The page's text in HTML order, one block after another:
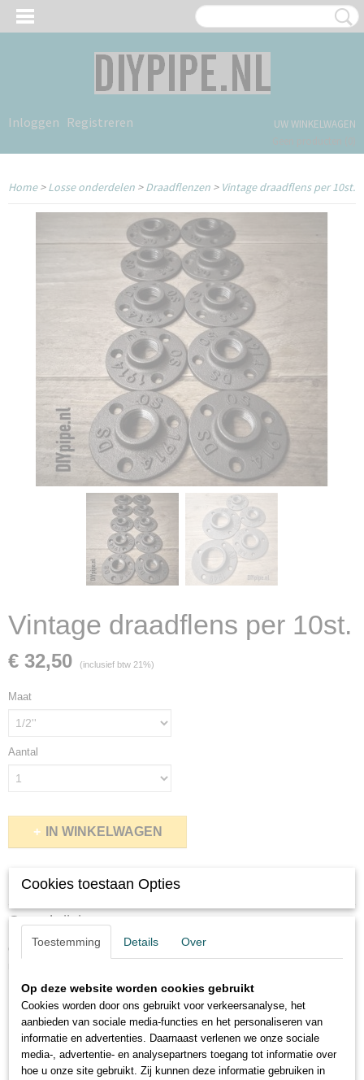
Inloggen Registreren
UW WINKELWAGEN
Home>Losse onderdelen >Draadflenzen > Vintage draadflens per 10st.
Vintage draadflens per 10st.
€ 32,50 (inclusief btw 21%)
Maat
Aantal
IN WINKELWAGEN
Specificaties
Productcode
414-274
Omschrijving
Gietijzeren Vintage draadflenzen per 10 stuks te bestellen in diverse
Maat
duims
doorsnede in mmaantal montage gaten
1/2'' 65
3
3/4''
70
3
1''
85
4
Cookies toestaan Opties
Toestemming Details Over
Op deze website worden cookies gebruikt
Cookies worden door ons gebruikt voor verkeersanalyse, het
aanbieden van sociale media-functies en het personaliseren van
informatie en advertenties. Daarnaast verlenen we onze sociale
media-, advertentie- en analysepartners toegang tot informatie over
hoe u onze site gebruikt. Zij kunnen deze informatie gebruiken in